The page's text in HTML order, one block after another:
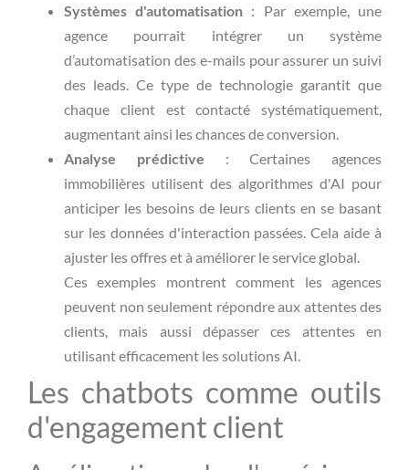
Systèmes d'automatisation : Par exemple, une
agence pourrait intégrer un système
d’automatisation des e-mails pour assurer un suivi
des leads. Ce type de technologie garantit que
chaque client est contacté systématiquement,
augmentant ainsi les chances de conversion.
Analyse prédictive : Certaines agences
immobilières utilisent des algorithmes d'AI pour
anticiper les besoins de leurs clients en se basant
sur les données d'interaction passées. Cela aide à
ajuster les offres et à améliorer le service global.
Ces exemples montrent comment les agences
peuvent non seulement répondre aux attentes des
clients, mais aussi dépasser ces attentes en
utilisant efficacement les solutions AI.
Les chatbots comme outils
d'engagement client